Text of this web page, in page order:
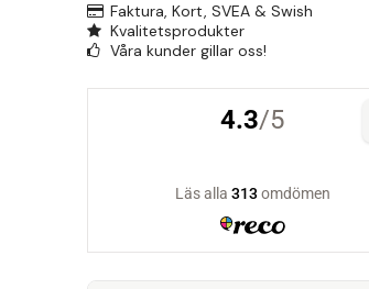
Faktura, Kort, SVEA & Swish
Kvalitetsprodukter
Våra kunder gillar oss!